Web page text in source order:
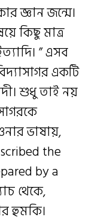
জ্ঞান জন্মে।
কিছু মাত্র
” এসব
একটি
শুধু তাই নয়
ভাষায়,
the
by a
থেকে,
হুমকি।